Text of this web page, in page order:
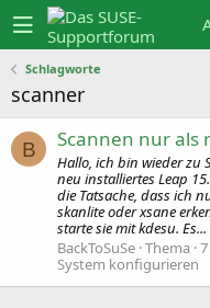
Schlagworte
scanner
B Scannen nur als
Hallo, ich bin wieder zu
neu installiertes Leap
die Tatsache, dass ich
skanlite oder xsane
starte sie mit kdesu. Es...
BackToSuSe Thema
System konfigurieren